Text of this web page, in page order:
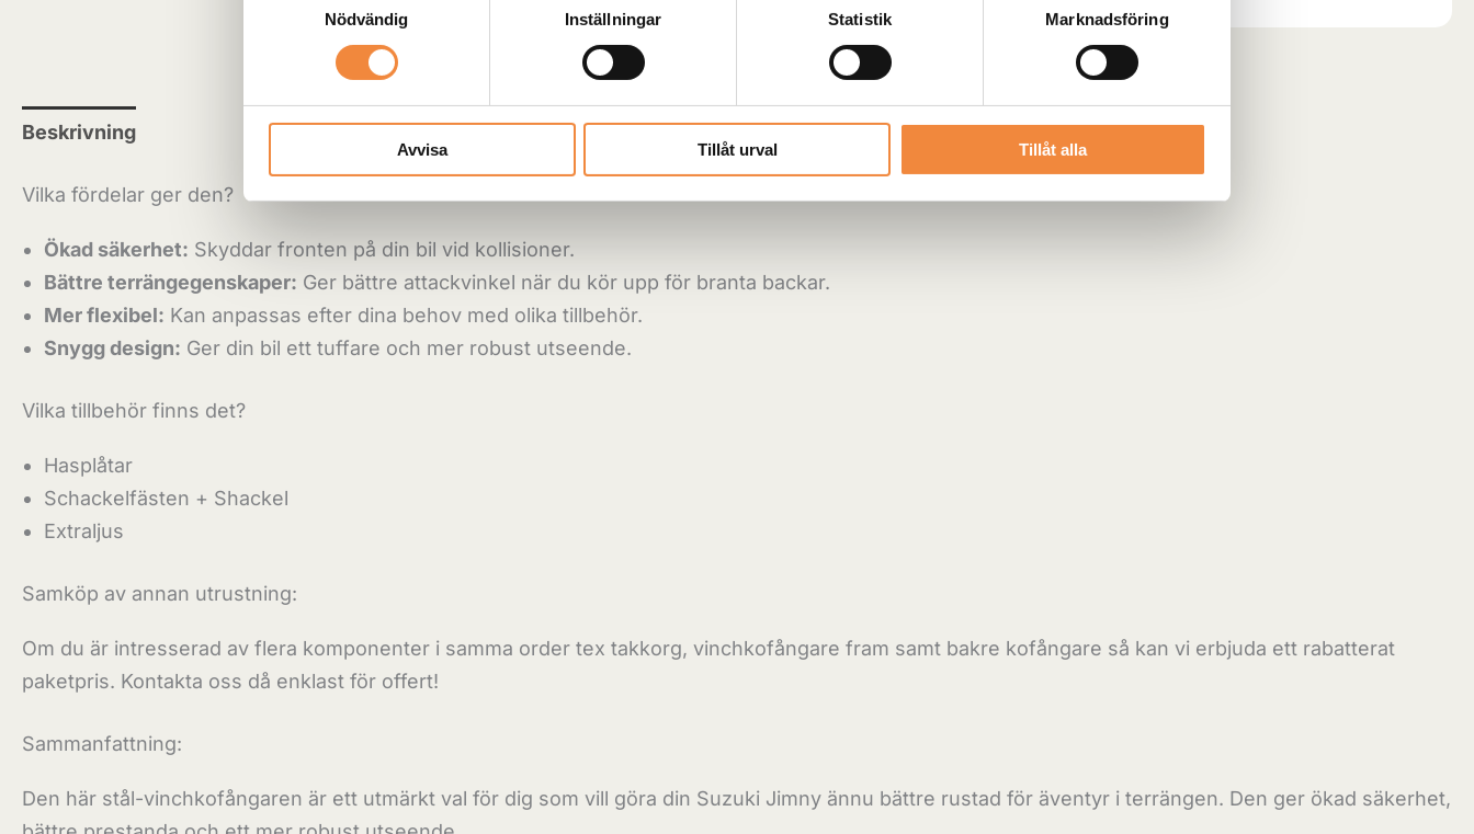
Nödvändig
Inställningar Statistik Marknadsföring
Avvisa Tillåt urval Tillåt alla
Beskrivning Ytterligare information Recensioner (0)
Vilka fördelar ger den?
Ökad säkerhet: Skyddar fronten på din bil vid kollisioner.
Bättre terrängegenskaper: Ger bättre attackvinkel när du kör upp för branta backar.
Mer flexibel: Kan anpassas efter dina behov med olika tillbehör.
Snygg design: Ger din bil ett tuffare och mer robust utseende.
Vilka tillbehör finns det?
Hasplåtar
Schackelfästen + Shackel
Extraljus
Samköp av annan utrustning:
Om du är intresserad av flera komponenter i samma order tex takkorg, vinchkofångare fram samt bakre kofångare så kan vi erbjuda ett rabatterat
paketpris. Kontakta oss då enklast för offert!
Sammanfattning:
Den här stål-vinchkofångaren är ett utmärkt val för dig som vill göra din Suzuki Jimny ännu bättre rustad för äventyr i terrängen. Den ger ökad säkerhet,